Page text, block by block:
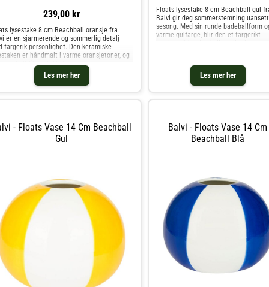
239,00 kr
Les mer her
lysestake 8 cm Beachball oransje fra
er en sjarmerende og sommerlig detalj
fargerik personlighet. Den keramiske
er håndmalt i varme oransjetoner, og
er helt like – takket være
med Qué Rico.Den står
Les mer her
Floats lysestake 8 cm Beachball gul
Balvi gir deg sommerstemning uansett
sesong. Med sin runde badeballform
varme gulfarge, blir den et fargerikt
- Floats Vase 14 Cm Beachball
Gul
Balvi - Floats Vase 14 Cm
Beachball Blå